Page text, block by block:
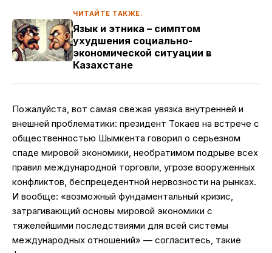
ЧИТАЙТЕ ТАКЖЕ:
Язык и этника – симптом
ухудшения социально-
экономической ситуации в
Казахстане
Пожалуйста, вот самая свежая увязка внутренней и
внешней проблематики: президент Токаев на встрече с
общественностью Шымкента говорил о серьезном
спаде мировой экономики, необратимом подрыве всех
правил международной торговли, угрозе вооруженных
конфликтов, беспрецедентной нервозности на рынках.
И вообще: «возможный фундаментальный кризис,
затрагивающий основы мировой экономики с
тяжелейшими последствиями для всей системы
международных отношений» — согласитесь, такие